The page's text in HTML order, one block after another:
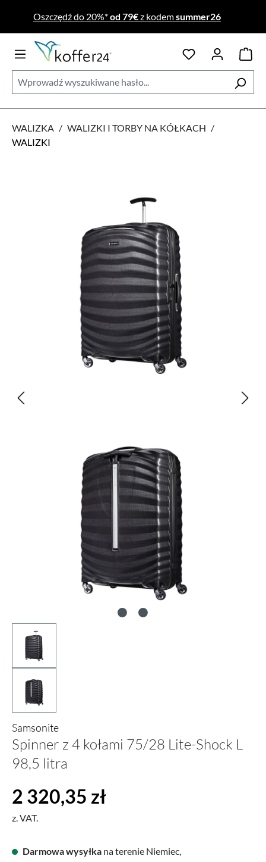
Przejdź do głównej zawartości
Oszczędź do 20%*od 79€z kodemsummer26
WALIZKA / WALIZKI I TORBY NA KÓŁKACH /
WALIZKI
Samsonite
Spinner z 4 kołami 75/28 Lite-Shock L
98,5 litra
Cena regularna:
2 320,35 zł
z. VAT.
Darmowa wysyłka na terenie Niemiec,